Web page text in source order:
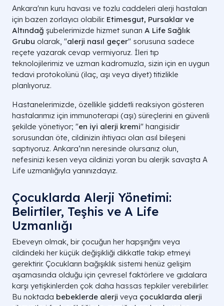
Ankara'nın kuru havası ve tozlu caddeleri alerji hastaları
için bazen zorlayıcı olabilir. Etimesgut, Pursaklar ve
Altındağ şubelerimizde hizmet sunan A Life Sağlık
Grubu olarak, "alerji nasıl geçer" sorusuna sadece
reçete yazarak cevap vermiyoruz. İleri tıp
teknolojilerimiz ve uzman kadromuzla, sizin için en uygun
tedavi protokolünü (ilaç, aşı veya diyet) titizlikle
planlıyoruz.
Hastanelerimizde, özellikle şiddetli reaksiyon gösteren
hastalarımız için immunoterapi (aşı) süreçlerini en güvenli
şekilde yönetiyor; "en iyi alerji kremi" hangisidir
sorusundan öte, cildinizin ihtiyacı olan asıl bileşeni
saptıyoruz. Ankara’nın neresinde olursanız olun,
nefesinizi kesen veya cildinizi yoran bu alerjik savaşta A
Life uzmanlığıyla yanınızdayız.
Çocuklarda Alerji Yönetimi:
Belirtiler, Teşhis ve A Life
Uzmanlığı
Ebeveyn olmak, bir çocuğun her hapşırığını veya
cildindeki her küçük değişikliği dikkatle takip etmeyi
gerektirir. Çocukların bağışıklık sistemi henüz gelişim
aşamasında olduğu için çevresel faktörlere ve gıdalara
karşı yetişkinlerden çok daha hassas tepkiler verebilirler.
Bu noktada bebeklerde alerji veya çocuklarda alerji